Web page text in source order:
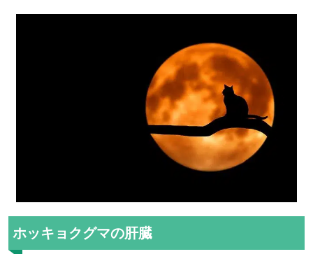
ホッキョクグマの肝臓